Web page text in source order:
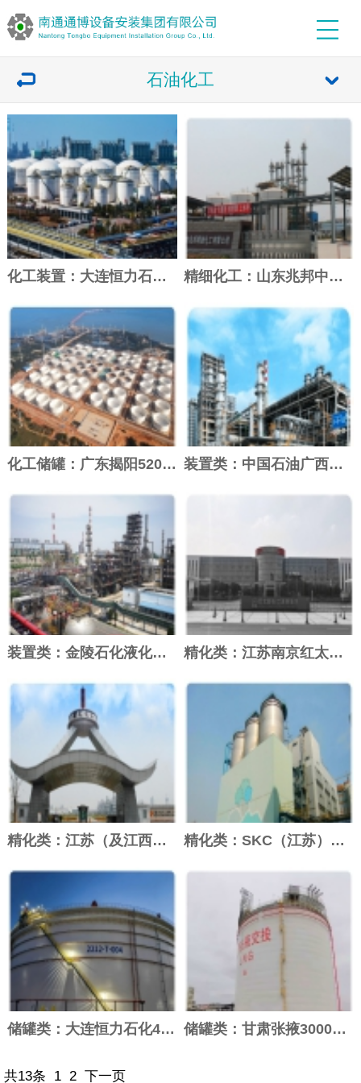
石油化工
化工装置：大连恒力石化2000万吨/年炼... 精细化工：山东兆邦中信国安新建异丁烯工程...
化工储罐：广东揭阳520万方原油商业储备... 装置类：中国石油广西钦州千万吨炼油项目（...
装置类：金陵石化液化气综合利用增设C4异... 精化类：江苏南京红太阳长江涂料树脂车间改...
精化类：江苏（及江西）理文化工有限公司常... 精化类：SKC（江苏）尖端塑料NF PR...
储罐类：大连恒力石化4只15万m³储罐制... 储罐类：甘肃张掖30000m³ LNG全...
共13条 1 2 下一页